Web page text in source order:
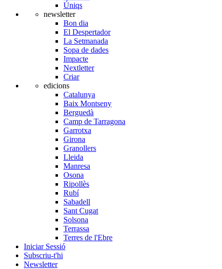
Úniqs
newsletter
Bon dia
El Despertador
La Setmanada
Sopa de dades
Impacte
Nextletter
Criar
edicions
Catalunya
Baix Montseny
Berguedà
Camp de Tarragona
Garrotxa
Girona
Granollers
Lleida
Manresa
Osona
Ripollès
Rubí
Sabadell
Sant Cugat
Solsona
Terrassa
Terres de l'Ebre
Iniciar Sessió
Subscriu-t'hi
Newsletter